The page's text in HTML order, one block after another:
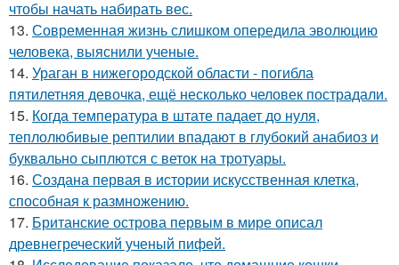
чтобы начать набирать вес.
13. Современная жизнь слишком опередила эволюцию
человека, выяснили ученые.
14. Ураган в нижегородской области - погибла
пятилетняя девочка, ещё несколько человек пострадали.
15. Когда температура в штате падает до нуля,
теплолюбивые рептилии впадают в глубокий анабиоз и
буквально сыплются с веток на тротуары.
16. Создана первая в истории искусственная клетка,
способная к размножению.
17. Британские острова первым в мире описал
древнегреческий ученый пифей.